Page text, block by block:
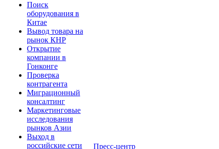
Поиск
оборудования в
Китае
Вывод товара на
рынок КНР
Открытие
компании в
Гонконге
Проверка
контрагента
Миграционный
консалтинг
Маркетинговые
исследования
рынков Азии
Выход в
российские сети
Пресс-центр